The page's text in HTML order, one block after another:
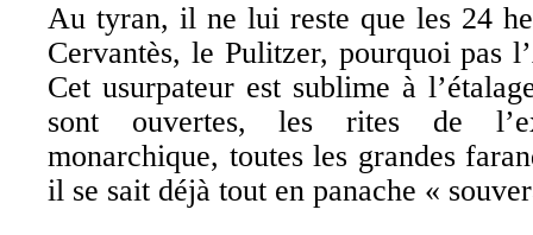
Au tyran, il ne lui reste que les 24
Cervantès, le Pulitzer, pourquoi pas
Cet usurpateur est sublime à
sont ouvertes, les rites de
monarchique, toutes les grandes
il se sait déjà tout en panache «